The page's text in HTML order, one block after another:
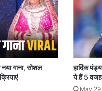
गाना, सोशल
हार्दिक
ये हैं 5 वजह
May